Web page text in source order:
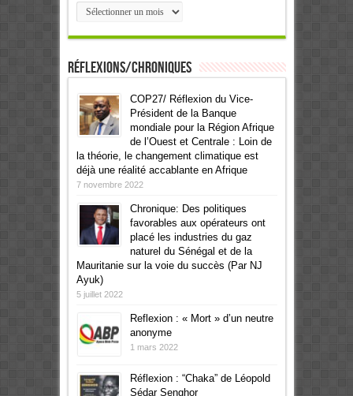
Archives
Réflexions/Chroniques
COP27/ Réflexion du Vice-
Président de la Banque
mondiale pour la Région Afrique
de l’Ouest et Centrale : Loin de
la théorie, le changement climatique est
déjà une réalité accablante en Afrique
7 novembre 2022
Chronique: Des politiques
favorables aux opérateurs ont
placé les industries du gaz
naturel du Sénégal et de la
Mauritanie sur la voie du succès (Par NJ
Ayuk)
5 juillet 2022
Reflexion : « Mort » d’un neutre
anonyme
1 mars 2022
Réflexion : “Chaka” de Léopold
Sédar Senghor